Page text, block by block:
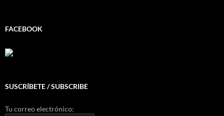
FACEBOOK
SUSCRÍBETE / SUBSCRIBE
Tu correo electrónico: